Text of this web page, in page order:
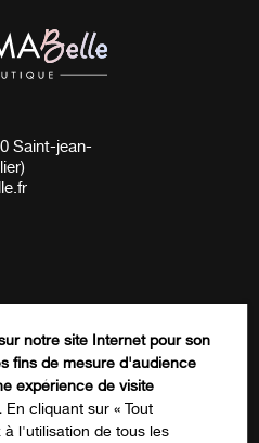
Saint-jean-
notre site Internet pour son
fins de mesure d'audience
expérience de visite
En cliquant sur « Tout
l'utilisation de tous les